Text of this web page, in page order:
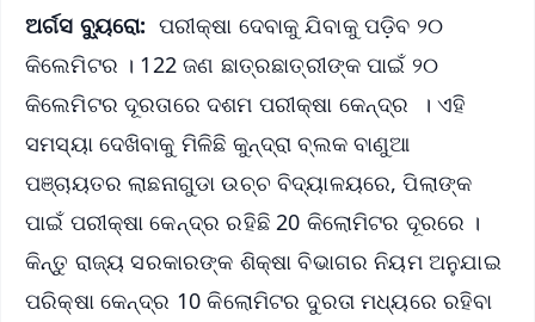
ଅର୍ଗସ ବ୍ୟୁରୋ: ପରୀକ୍ଷା ଦେବାକୁ ଯିବାକୁ ପଡ଼ିବ ୨୦
କିଲେମିଟର । 122 ଜଣ ଛାତ୍ରଛାତ୍ରୀଙ୍କ ପାଇଁ ୨୦
କିଲେମିଟର ଦୂରତାରେ ଦଶମ ପରୀକ୍ଷା କେନ୍ଦ୍ର । ଏହି
ସମସ୍ୟା ଦେଖିବାକୁ ମିଳିଛି କୁନ୍ଦ୍ରା ବ୍ଲକ ବାଣୁଆ
ପଞ୍ଚାୟତର ଲାଛନାଗୁଡା ଉଚ୍ଚ ବିଦ୍ୟାଳୟରେ, ପିଲାଙ୍କ
ପାଇଁ ପରୀକ୍ଷା କେନ୍ଦ୍ର ରହିଛି 20 କିଲୋମିଟର ଦୂରରେ ।
କିନ୍ତୁ ରାଜ୍ୟ ସରକାରଙ୍କ ଶିକ୍ଷା ବିଭାଗର ନିୟମ ଅନୁଯାଇ
ପରିକ୍ଷା କେନ୍ଦ୍ର 10 କିଲୋମିଟର ଦୁରତା ମଧ୍ୟରେ ରହିବା